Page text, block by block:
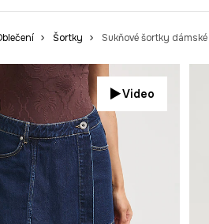
Šortky Sukňové šortky
Video